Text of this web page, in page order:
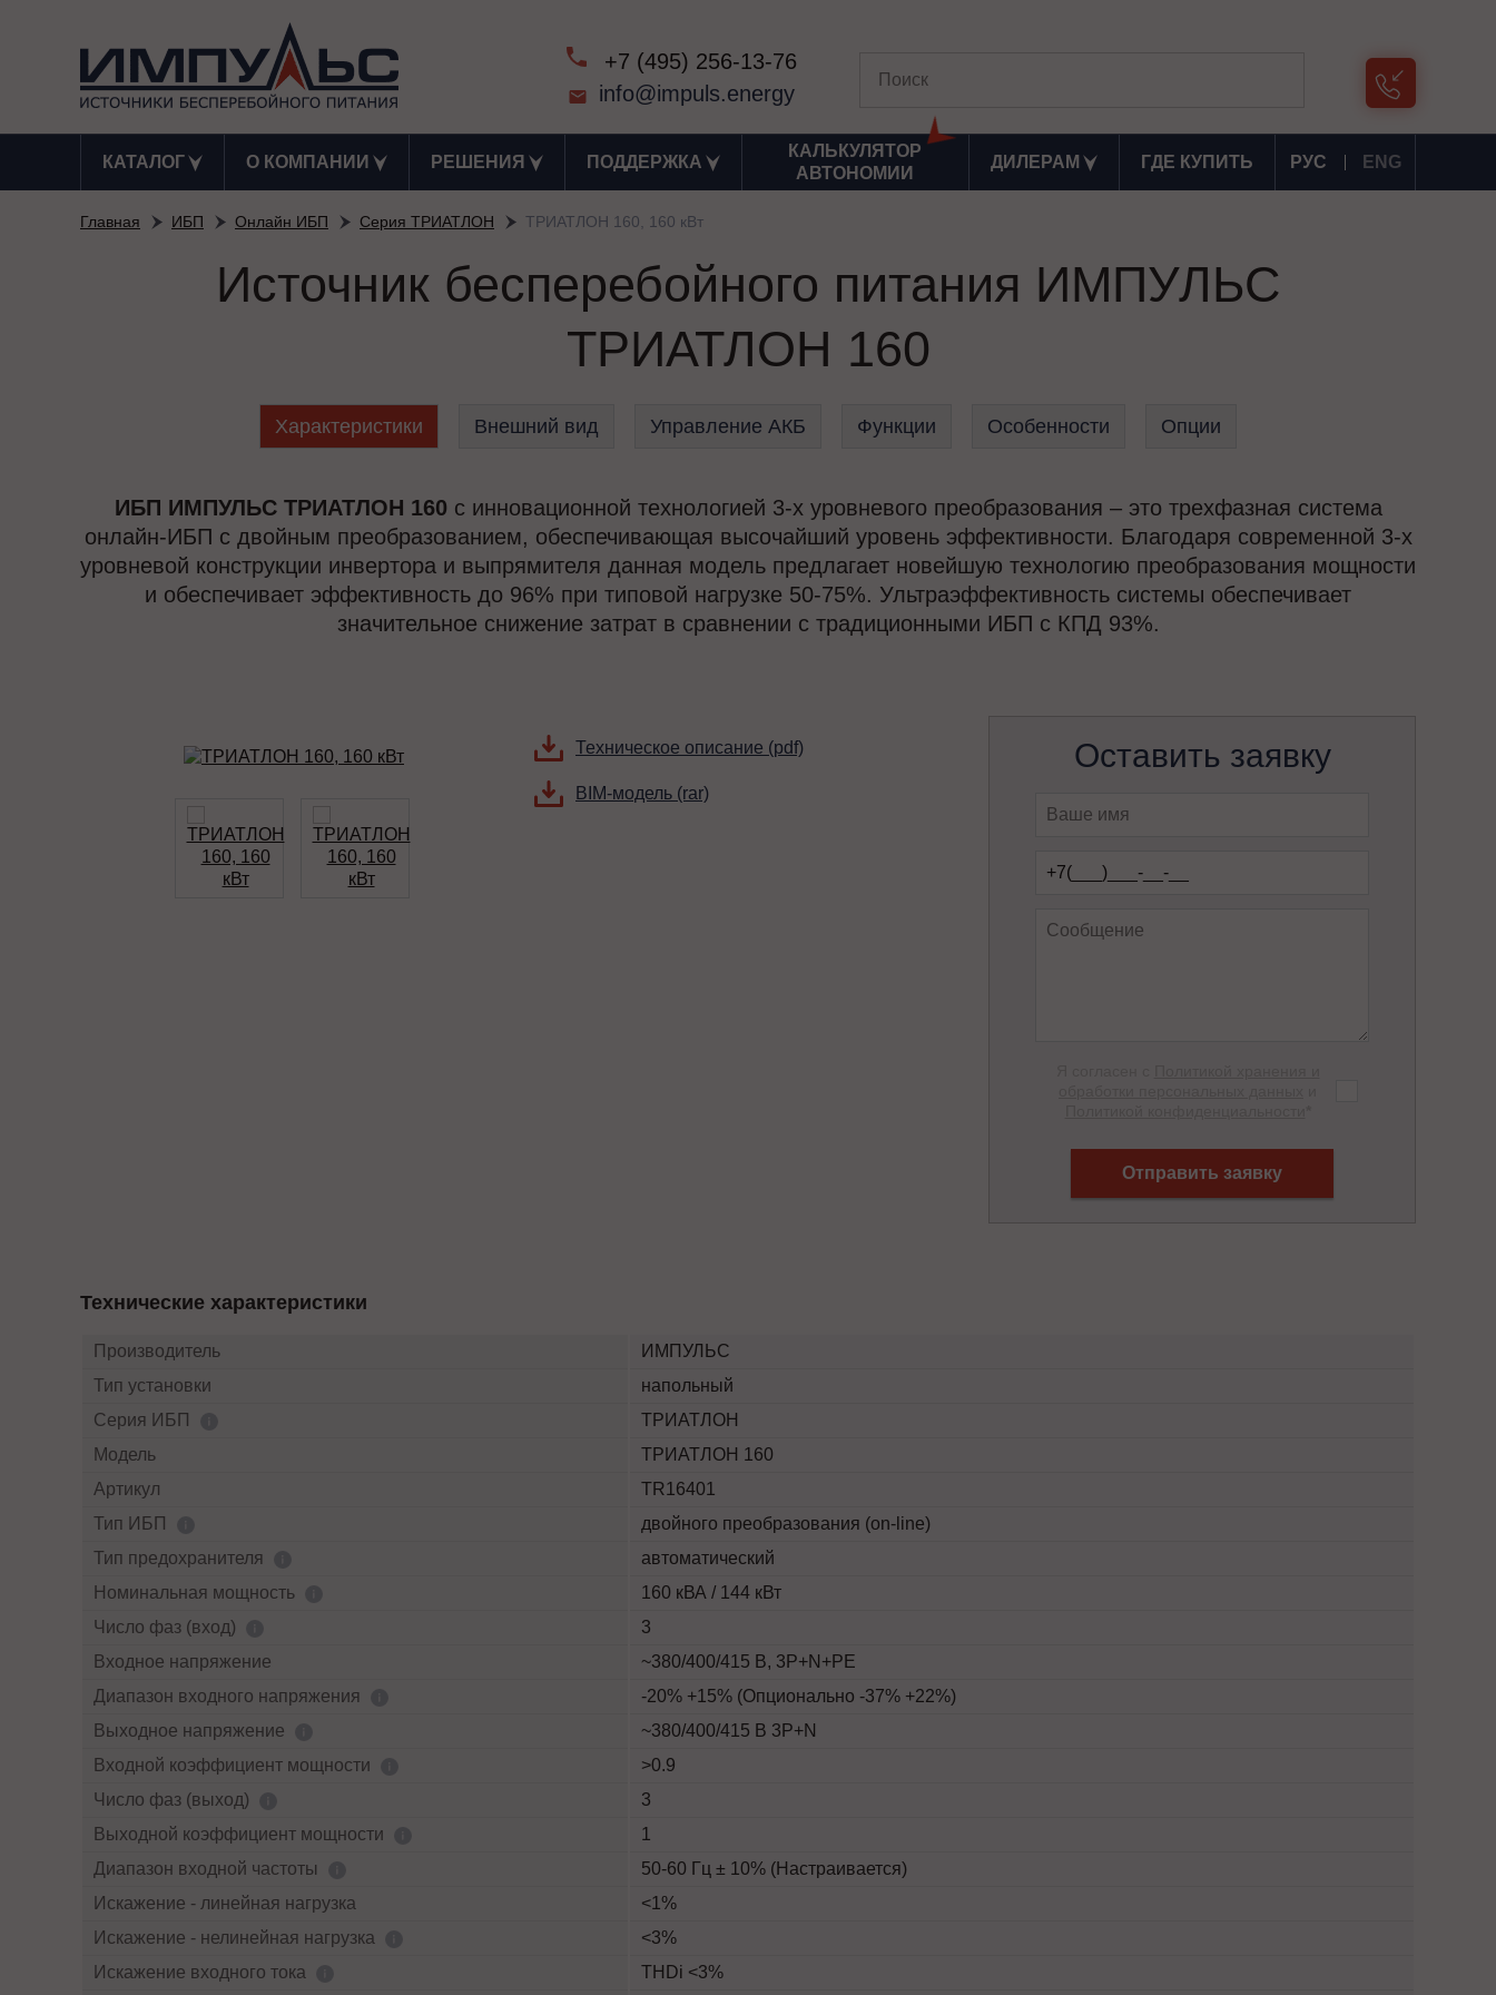
+7 (495) 256-13-76
info@impuls.energy
КАТАЛОГ О КОМПАНИИ РЕШЕНИЯ ПОДДЕРЖКА
КАЛЬКУЛЯТОР
АВТОНОМИИ
ДИЛЕРАМ ГДЕ КУПИТЬ РУС ENG
Главная ИБП Онлайн ИБП Серия ТРИАТЛОН ТРИАТЛОН 160, 160 кВт
Источник бесперебойного питания ИМПУЛЬС
ТРИАТЛОН 160
Характеристики Внешний вид Управление АКБ Функции Особенности Опции
ИБП ИМПУЛЬС ТРИАТЛОН 160 с инновационной технологией 3-х уровневого преобразования – это трехфазная система
онлайн-ИБП с двойным преобразованием, обеспечивающая высочайший уровень эффективности. Благодаря современной 3-х
уровневой конструкции инвертора и выпрямителя данная модель предлагает новейшую технологию преобразования мощности
и обеспечивает эффективность до 96% при типовой нагрузке 50-75%. Ультраэффективность системы обеспечивает
значительное снижение затрат в сравнении с традиционными ИБП с КПД 93%.
Техническое описание (pdf)
BIM-модель (rar)
Оставить заявку
Отправить заявку
Технические характеристики
Производитель
ИМПУЛЬС
Тип установки
напольный
Серия ИБП
ТРИАТЛОН
Модель
ТРИАТЛОН 160
Артикул
TR16401
Тип ИБП
двойного преобразования (on-line)
Тип предохранителя
автоматический
Номинальная мощность
160 кВА / 144 кВт
Число фаз (вход)
3
Входное напряжение
~380/400/415 В, 3P+N+PE
Диапазон входного напряжения
-20% +15% (Опционально -37% +22%)
Выходное напряжение
~380/400/415 В 3P+N
Входной коэффициент мощности
>0.9
Число фаз (выход)
3
Выходной коэффициент мощности
1
Диапазон входной частоты
50-60 Гц ± 10% (Настраивается)
Искажение - линейная нагрузка
<1%
Искажение - нелинейная нагрузка
<3%
Искажение входного тока
THDi <3%